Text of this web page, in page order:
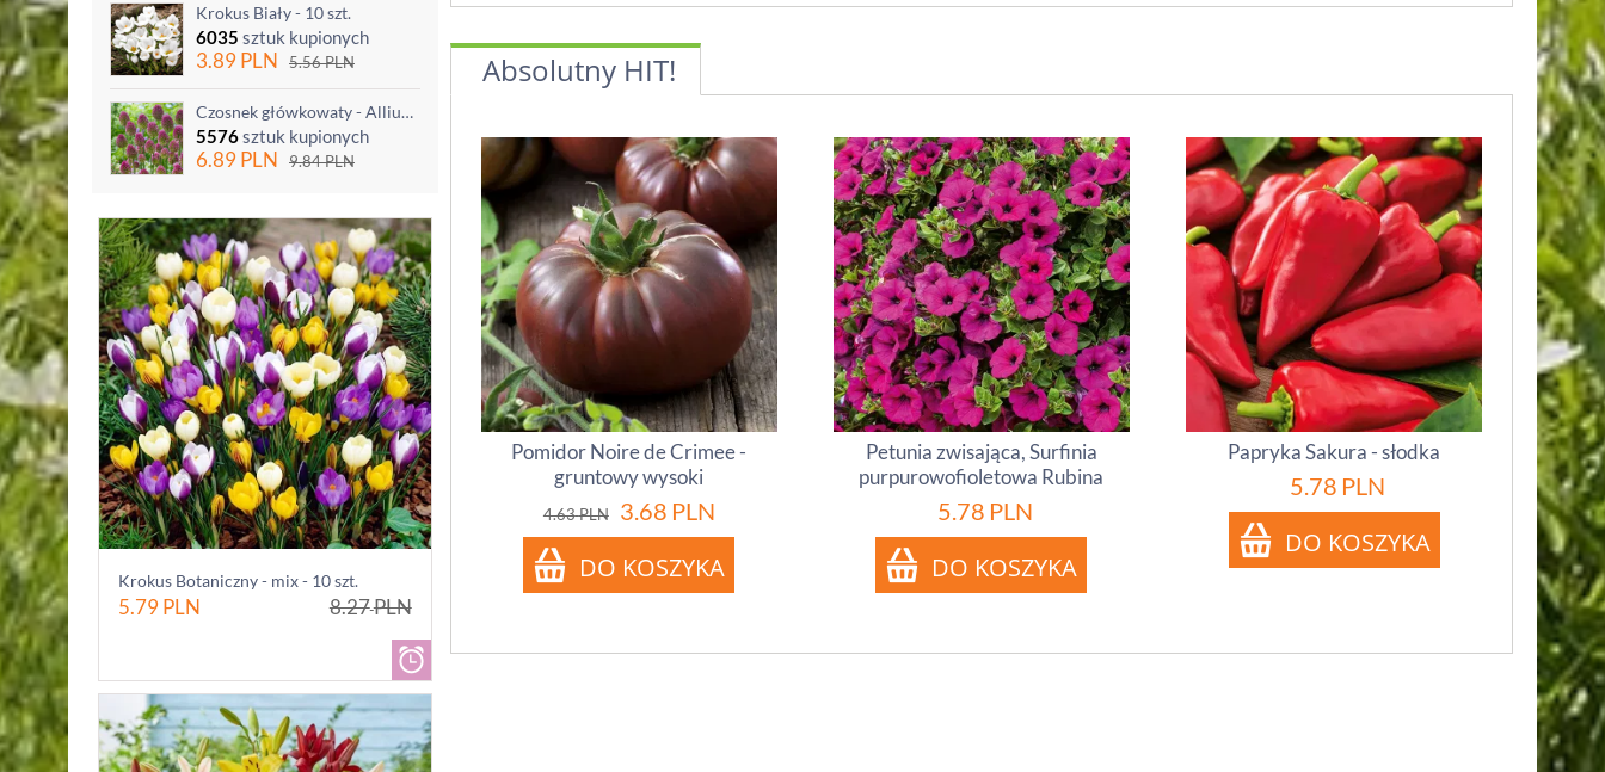
Krokus Biały - 10 szt.
6035 sztuk kupionych
3.89PLN 5.56PLN
Czosnek główkowaty - Allium sphaerocephalon - 20 szt.
5576sztuk kupionych
6.89PLN 9.84PLN
Krokus Botaniczny - mix - 10 szt.
5.79PLN 8.27PLN
Absolutny HIT!
Pomidor Noire de Crimee -
gruntowy wysoki
4.63PLN 3.68 PLN
Petunia zwisająca, Surfinia
purpurowofioletowa Rubina
5.78 PLN
Papryka Sakura - słodka
5.78 PLN